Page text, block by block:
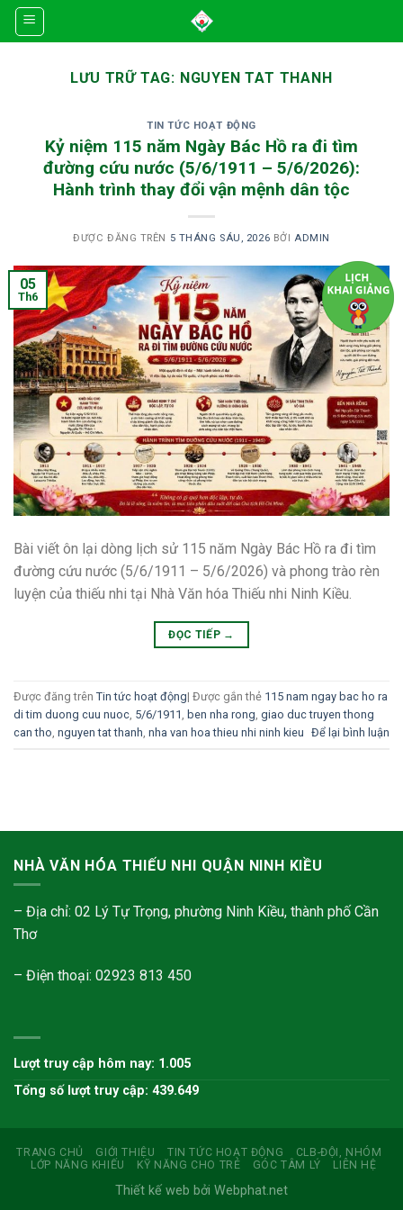
Skip
LƯU TRỮ TAG: NGUYEN TAT THANH
TIN TỨC HOẠT ĐỘNG
Kỷ niệm 115 năm Ngày Bác Hồ ra đi tìm
đường cứu nước (5/6/1911 – 5/6/2026):
Hành trình thay đổi vận mệnh dân tộc
ĐƯỢC ĐĂNG TRÊN 5 THÁNG SÁU, 2026 BỞI ADMIN
05
Th6
Bài viết ôn lại dòng lịch sử 115 năm Ngày Bác Hồ ra đi tìm
đường cứu nước (5/6/1911 – 5/6/2026) và phong trào rèn
luyện của thiếu nhi tại Nhà Văn hóa Thiếu nhi Ninh Kiều.
ĐỌC TIẾP →
Được đăng trên Tin tức hoạt động| Được gắn thẻ 115 nam ngay bac ho ra
di tim duong cuu nuoc 5/6/1911 ben nha rong giao duc truyen thong
can tho nguyen tat thanh nha van hoa thieu nhi ninh kieu Để lại bình luận
NHÀ VĂN HÓA THIẾU NHI QUẬN NINH KIỀU
– Địa chỉ: 02 Lý Tự Trọng, phường Ninh Kiều, thành phố Cần
Thơ
– Điện thoại: 02923 813 450
Lượt truy cập hôm nay: 1.005
Tổng số lượt truy cập: 439.649
TRANG CHỦ GIỚI THIỆU TIN TỨC HOẠT ĐỘNG
CLB-ĐỘI, NHÓM
LỚP NĂNG KHIẾU
KỸ NĂNG CHO TRẺ GÓC TÂM LÝ LIÊN HỆ
Thiết kế web bởi Webphat.net